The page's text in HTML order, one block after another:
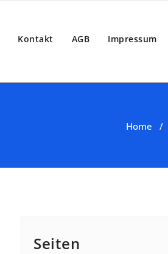
Kontakt AGB Impressum
Home /
Seiten